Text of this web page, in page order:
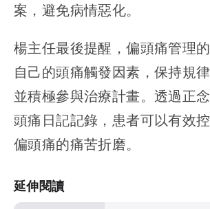
案，避免病情惡化。
楊主任最後提醒，偏頭痛管理
自己的頭痛觸發因素，保持規
並積極參與治療計畫。透過正
頭痛日記記錄，患者可以有效
偏頭痛的痛苦折磨。
延伸閱讀